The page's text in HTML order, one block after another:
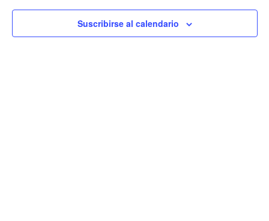
Suscribirse al calendario